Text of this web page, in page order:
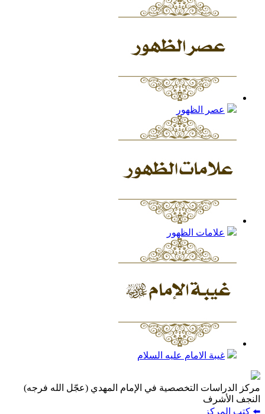
عصر الظهور
علامات الظهور
غيبة الامام عليه السلام
مركز الدراسات التخصصية في الإمام المهدي (عجّل الله فرجه)
النجف الأشرف
⬅️ كتب المركز